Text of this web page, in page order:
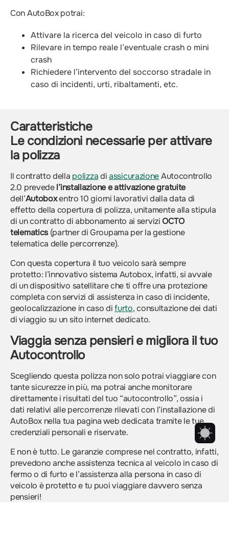
Con AutoBox potrai:
Attivare la ricerca del veicolo in caso di furto
Rilevare in tempo reale l’eventuale crash o mini
crash
Richiedere l’intervento del soccorso stradale in
caso di incidenti, urti, ribaltamenti, etc.
Caratteristiche
Le condizioni necessarie per attivare
la polizza
Il contratto della polizzadiassicurazioneAutocontrollo
2.0 prevedel’installazione e attivazione gratuite
dell’Autoboxentro 10 giorni lavorativi dalla data di
effetto della copertura di polizza, unitamente alla stipula
di un contratto di abbonamento ai serviziOCTO
telematics(partner di Groupama per la gestione
telematica delle percorrenze).
Con questa copertura il tuo veicolo sarà sempre
protetto: l’innovativo sistema Autobox, infatti, si avvale
di un dispositivo satellitare che ti offre una protezione
completa con servizi di assistenza in caso di incidente,
geolocalizzazione in caso difurto, consultazione dei dati
di viaggio su un sito internet dedicato.
Viaggia senza pensieri e migliora il tuo
Autocontrollo
Scegliendo questa polizza non solo potrai viaggiare con
tante sicurezze in più, ma potrai anche monitorare
direttamente i risultati del tuo “autocontrollo”, ossia i
dati relativi alle percorrenze rilevati con l’installazione di
AutoBox nella tua pagina web dedicata tramite le tue
credenziali personali e riservate.
E non è tutto. Le garanzie comprese nel contratto, infatti,
prevedono anche assistenza tecnica al veicolo in caso di
fermo o di furto e l’assistenza alla persona in caso di
veicolo è protetto e tu puoi viaggiare davvero senza
pensieri!